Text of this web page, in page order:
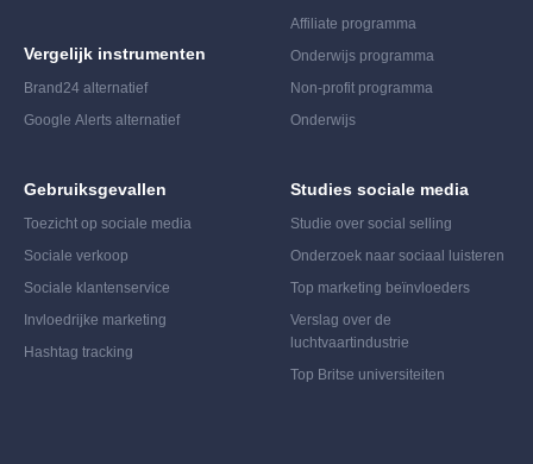
Vergelijk instrumenten
Brand24 alternatief
Google Alerts alternatief
Gebruiksgevallen
Toezicht op sociale media
Sociale verkoop
Sociale klantenservice
Invloedrijke marketing
Hashtag tracking
Affiliate programma
Onderwijs programma
Non-profit programma
Onderwijs
Studies sociale media
Studie over social selling
Onderzoek naar sociaal luisteren
Top marketing beïnvloeders
Verslag over de
luchtvaartindustrie
Top Britse universiteiten